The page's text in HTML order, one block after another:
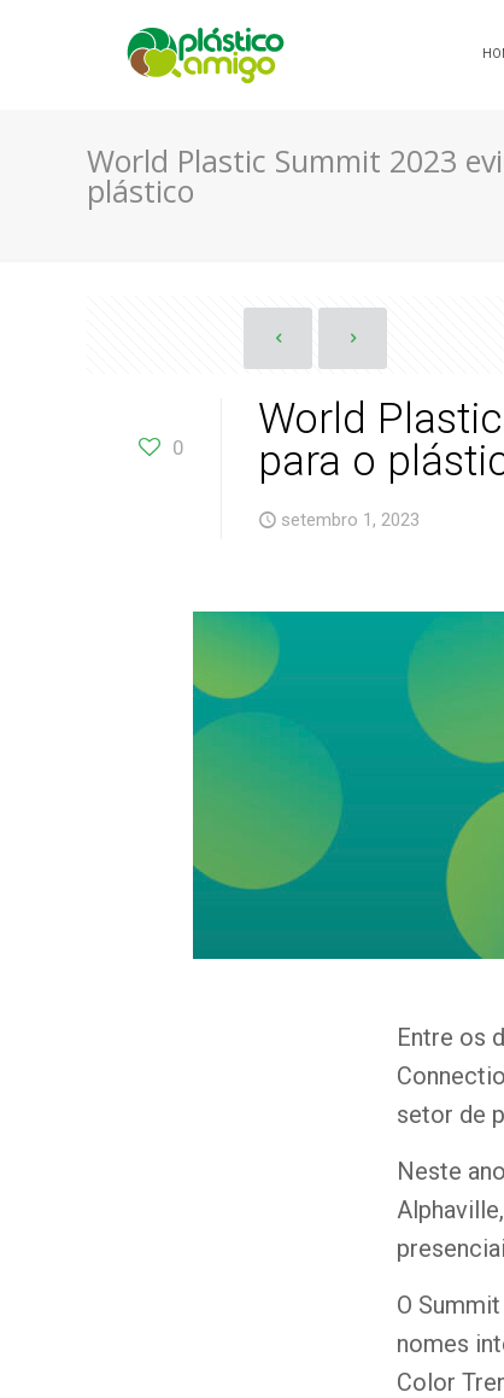
World Plastic Summit 2023
plástico
0
World
para o
setembro 1, 2023
Entre os
setor de
Neste
O
nomes
Color